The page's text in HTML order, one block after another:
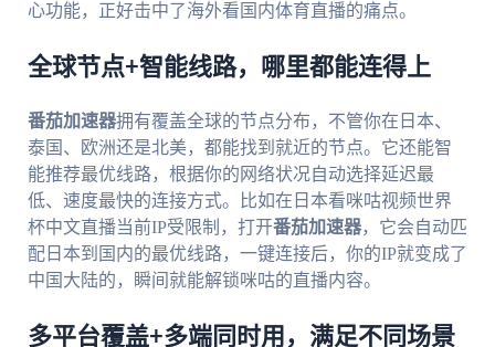
心功能，正好击中了海外看国内体育直播的痛点。
全球节点+智能线路，哪里都能连得上
番茄加速器拥有覆盖全球的节点分布，不管你在日本、
泰国、欧洲还是北美，都能找到就近的节点。它还能智
能推荐最优线路，根据你的网络状况自动选择延迟最
低、速度最快的连接方式。比如在日本看咪咕视频世界
杯中文直播当前IP受限制，打开番茄加速器，它会自动匹
配日本到国内的最优线路，一键连接后，你的IP就变成了
中国大陆的，瞬间就能解锁咪咕的直播内容。
多平台覆盖+多端同时用，满足不同场景